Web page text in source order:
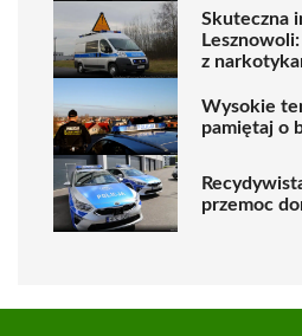
Skuteczna
z
Wysokie
pamiętaj o
przemoc